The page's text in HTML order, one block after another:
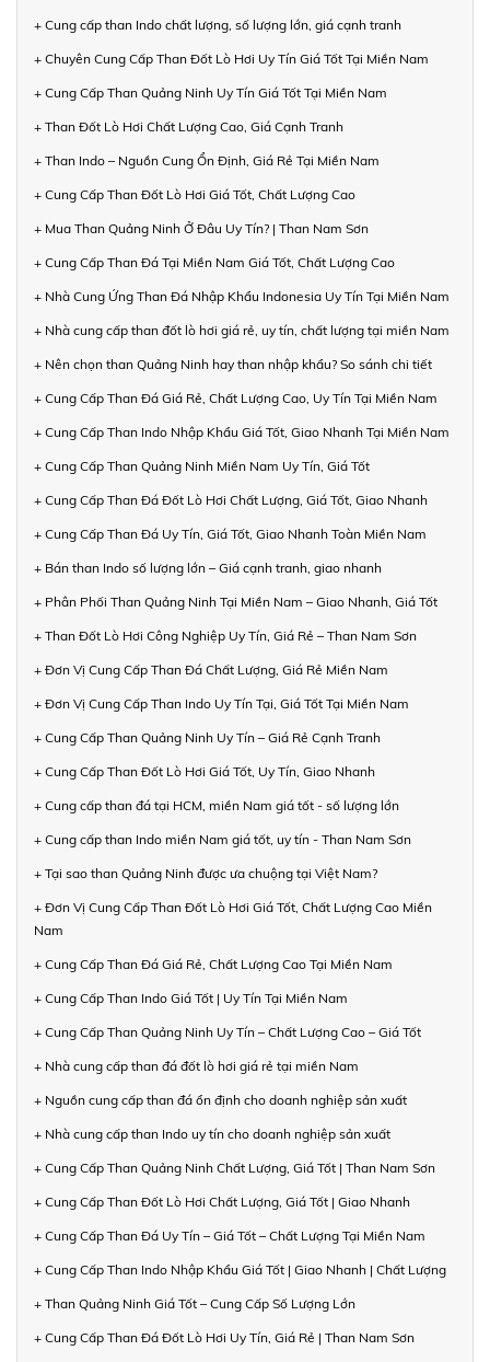
+ Cung cấp than Indo chất lượng, số lượng lớn, giá cạnh tranh
+ Chuyên Cung Cấp Than Đốt Lò Hơi Uy Tín Giá Tốt Tại Miền Nam
+ Cung Cấp Than Quảng Ninh Uy Tín Giá Tốt Tại Miền Nam
+ Than Đốt Lò Hơi Chất Lượng Cao, Giá Cạnh Tranh
+ Than Indo – Nguồn Cung Ổn Định, Giá Rẻ Tại Miền Nam
+ Cung Cấp Than Đốt Lò Hơi Giá Tốt, Chất Lượng Cao
+ Mua Than Quảng Ninh Ở Đâu Uy Tín? | Than Nam Sơn
+ Cung Cấp Than Đá Tại Miền Nam Giá Tốt, Chất Lượng Cao
+ Nhà Cung Ứng Than Đá Nhập Khẩu Indonesia Uy Tín Tại Miền Nam
+ Nhà cung cấp than đốt lò hơi giá rẻ, uy tín, chất lượng tại miền Nam
+ Nên chọn than Quảng Ninh hay than nhập khẩu? So sánh chi tiết
+ Cung Cấp Than Đá Giá Rẻ, Chất Lượng Cao, Uy Tín Tại Miền Nam
+ Cung Cấp Than Indo Nhập Khẩu Giá Tốt, Giao Nhanh Tại Miền Nam
+ Cung Cấp Than Quảng Ninh Miền Nam Uy Tín, Giá Tốt
+ Cung Cấp Than Đá Đốt Lò Hơi Chất Lượng, Giá Tốt, Giao Nhanh
+ Cung Cấp Than Đá Uy Tín, Giá Tốt, Giao Nhanh Toàn Miền Nam
+ Bán than Indo số lượng lớn – Giá cạnh tranh, giao nhanh
+ Phân Phối Than Quảng Ninh Tại Miền Nam – Giao Nhanh, Giá Tốt
+ Than Đốt Lò Hơi Công Nghiệp Uy Tín, Giá Rẻ – Than Nam Sơn
+ Đơn Vị Cung Cấp Than Đá Chất Lượng, Giá Rẻ Miền Nam
+ Đơn Vị Cung Cấp Than Indo Uy Tín Tại, Giá Tốt Tại Miền Nam
+ Cung Cấp Than Quảng Ninh Uy Tín – Giá Rẻ Cạnh Tranh
+ Cung Cấp Than Đốt Lò Hơi Giá Tốt, Uy Tín, Giao Nhanh
+ Cung cấp than đá tại HCM, miền Nam giá tốt - số lượng lớn
+ Cung cấp than Indo miền Nam giá tốt, uy tín - Than Nam Sơn
+ Tại sao than Quảng Ninh được ưa chuộng tại Việt Nam?
+ Đơn Vị Cung Cấp Than Đốt Lò Hơi Giá Tốt, Chất Lượng Cao Miền
Nam
+ Cung Cấp Than Đá Giá Rẻ, Chất Lượng Cao Tại Miền Nam
+ Cung Cấp Than Indo Giá Tốt | Uy Tín Tại Miền Nam
+ Cung Cấp Than Quảng Ninh Uy Tín – Chất Lượng Cao – Giá Tốt
+ Nhà cung cấp than đá đốt lò hơi giá rẻ tại miền Nam
+ Nguồn cung cấp than đá ổn định cho doanh nghiệp sản xuất
+ Nhà cung cấp than Indo uy tín cho doanh nghiệp sản xuất
+ Cung Cấp Than Quảng Ninh Chất Lượng, Giá Tốt | Than Nam Sơn
+ Cung Cấp Than Đốt Lò Hơi Chất Lượng, Giá Tốt | Giao Nhanh
+ Cung Cấp Than Đá Uy Tín – Giá Tốt – Chất Lượng Tại Miền Nam
+ Cung Cấp Than Indo Nhập Khẩu Giá Tốt | Giao Nhanh | Chất Lượng
+ Than Quảng Ninh Giá Tốt – Cung Cấp Số Lượng Lớn
+ Cung Cấp Than Đá Đốt Lò Hơi Uy Tín, Giá Rẻ | Than Nam Sơn